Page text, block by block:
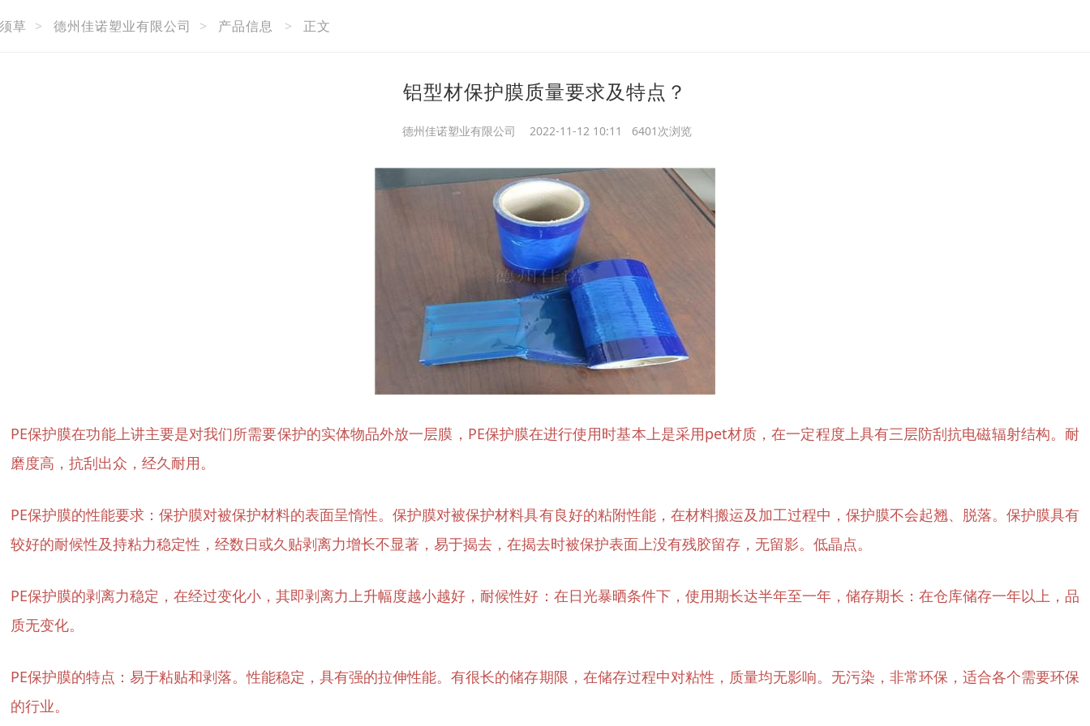
草 > 德州佳诺塑业有限公司 > 产品信息 > 正文
铝型材保护膜质量要求及特点？
德州佳诺塑业有限公司 2022-11-12 10:11 6401次浏览
PE保护膜在功能上讲主要是对我们所需要保护的实体物品外放一层膜，PE保护膜在进行使用时基本上是采用pet材质，在一定程度上具有三层防刮抗电磁辐射结构。耐
磨度高，抗刮出众，经久耐用。
PE保护膜的性能要求：保护膜对被保护材料的表面呈惰性。保护膜对被保护材料具有良好的粘附性能，在材料搬运及加工过程中，保护膜不会起翘、脱落。保护膜具有
较好的耐候性及持粘力稳定性，经数日或久贴剥离力增长不显著，易于揭去，在揭去时被保护表面上没有残胶留存，无留影。低晶点。
PE保护膜的剥离力稳定，在经过变化小，其即剥离力上升幅度越小越好，耐候性好：在日光暴晒条件下，使用期长达半年至一年，储存期长：在仓库储存一年以上，品
质无变化。
PE保护膜的特点：易于粘贴和剥落。性能稳定，具有强的拉伸性能。有很长的储存期限，在储存过程中对粘性，质量均无影响。无污染，非常环保，适合各个需要环保
的行业。